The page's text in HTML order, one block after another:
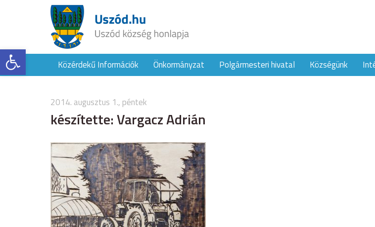
Eszköztár megnyitásaKözérdekű Információk Önkormányzat Polgármesteri hivatal Községünk
2014. augusztus 1., péntek
készítette: Vargacz Adrián